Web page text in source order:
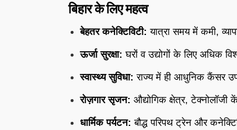
बिहार के लिए महत्व
बेहतर कनेक्टिविटी: यात्रा समय में कमी,
ऊर्जा सुरक्षा: घरों व उद्योगों के लिए अधिक
स्वास्थ्य सुविधा: राज्य में ही आधुनिक कैंसर
रोज़गार सृजन: औद्योगिक क्षेत्र,
धार्मिक पर्यटन: बौद्ध परिपथ ट्रेन और